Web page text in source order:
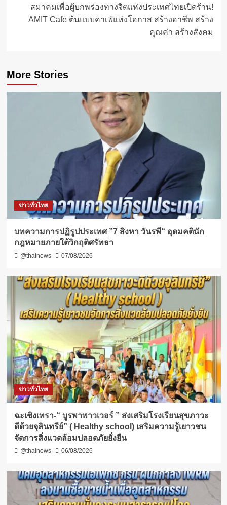
สมาคมเพื่อผู้บกพร่องทางจิตแห่งประเทศไทยเปิดร้าน!
AMIT Cafe ต้นแบบคาเฟ่แห่งโอกาส สร้างอาชีพ สร้าง
คุณค่า สร้างสังคม
More Stories
ข่าวทั่วไทย
บทความการปฏิรูปประเทศ ”7 สิงหา วันรพี“ อุดมคตินัก
กฎหมายภายใต้วิกฤติศรัทธา
@thainews 07/08/2026
ข่าวทั่วไทย
ฉะเชิงเทรา-​“ บูรพาพาวเวอร์ ” ส่งเสริมโรงเรียนสุขภาวะ
ดีด้วยจุลินทรีย์” ( Healthy school) เสริมความรู้เยาวชน
จัดการสิ่งแวดล้อมปลอดภัยยั่งยืน
@thainews 06/08/2026